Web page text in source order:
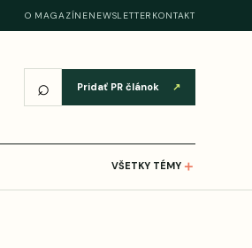
O MAGAZÍNENEWSLETTER KONTAKT
⌕ Pridať PR článok ↗
VŠETKY TÉMY ＋